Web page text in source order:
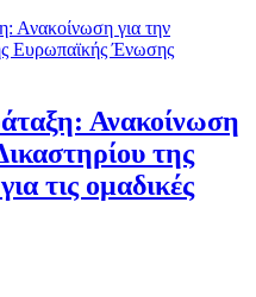
Ανακοίνωση
της
τις ομαδικές